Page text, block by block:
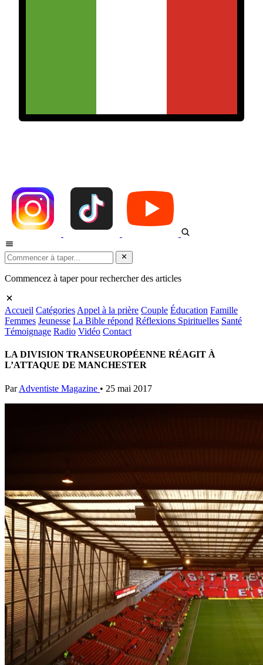
Commencez à taper pour rechercher des articles
Accueil Catégories Appel à la prière Couple Éducation Famille
Femmes Jeunesse La Bible répond Réflexions Spirituelles Santé
Témoignage Radio Vidéo Contact
LA DIVISION TRANSEUROPÉENNE RÉAGIT À
L’ATTAQUE DE MANCHESTER
Par Adventiste Magazine • 25 mai 2017